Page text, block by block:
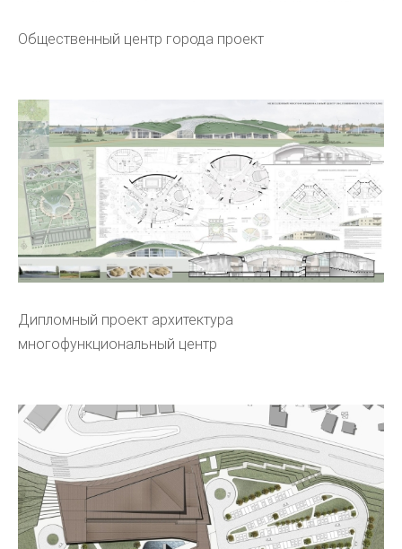
Общественный центр города проект
Дипломный проект архитектура
многофункциональный центр